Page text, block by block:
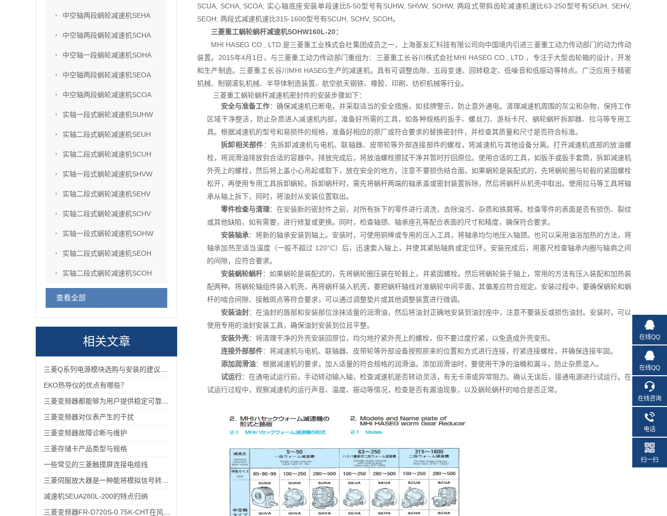
中空轴两段蜗轮减速机SEHA
中空轴两段蜗轮减速机SCHA
中空轴一段蜗轮减速机SOHA
中空轴两段蜗轮减速机SEOA
中空轴两段蜗轮减速机SCOA
实轴一段式蜗轮减速机SUHW
实轴二段式蜗轮减速机SEUH
实轴二段式蜗轮减速机SCUH
实轴一段式蜗轮减速机SHVW
实轴二段式蜗轮减速机SEHV
实轴二段式蜗轮减速机SCHV
实轴一段式蜗轮减速机SOHW
实轴二段式蜗轮减速机SEOH
实轴二段式蜗轮减速机SCOH
查看全部
相关文章
EKO热导仪的优点有哪些？
三菱变频器对仪表产生的干扰
三菱变频器故障诊断与维护
三菱存储卡产品类型与规格
一些常见的三菱触摸屏连接电缆线
减速机SEUA280L-200的特点归纳
SCUA, SCHA, SCOA; 实心轴底座安装单段速比5-50型号有SUHW, SHVW, SOHW, 两段式带斜齿轮减速机速比63-250型号有SEUH, SEHV,
SEOH; 两段式减速机速比315-1600型号有SCUH, SCHV, SCOH。
三菱重工蜗轮蜗杆减速机SOHW160L-20：
MHI HASEG CO., LTD.是三菱重工业株式会社集团成员之一，上海菱友汇科技有限公司向中国境内引进三菱重工动力传动部门的动力传动
装置。2015年4月1日，与三菱重工动力传动部门重组为：三菱重工长谷川株式会社MHI HASEG CO., LTD.，专注于大型齿轮箱的设计，开发
和生产制造。三菱重工长谷川MHI HASEG生产的减速机，具有可调整齿隙、五段变速、回转稳定、低噪音和低振动等特点。广泛应用于精密
机械、制钢滚轧机械、半导体制造装置、航空航天钢铁、橡胶、印刷、纺织机械等行业。
三菱重工蜗轮蜗杆减速机密封件的安装步骤如下：
安全与准备工作：确保减速机已断电，并采取适当的安全措施，如挂牌警示，防止意外通电。清理减速机周围的灰尘和杂物，保持工作
区域干净整洁，防止杂质进入减速机内部。准备好所需的工具，如各种规格的扳手、螺丝刀、游标卡尺、蜗轮蜗杆拆卸器、拉马等专用工
具。根据减速机的型号和易损件的规格，准备好相应的原厂或符合要求的替换密封件，并检查其质量和尺寸是否符合标准。
拆卸相关部件：先拆卸减速机与电机、联轴器、皮带轮等外部连接部件的螺栓，将减速机与其他设备分离。打开减速机底部的放油螺
栓，将润滑油排放到合适的容器中。排放完成后，将放油螺栓擦拭干净并暂时拧回原位。使用合适的工具，如扳手或扳手套筒，拆卸减速机
外壳上的螺栓，然后将上盖小心吊起或取下，放在安全的地方，注意不要损伤结合面。如果蜗轮是装配式的，先将蜗轮圈与轮毂的紧固螺栓
松开，再使用专用工具拆卸蜗轮。拆卸蜗杆时，需先将蜗杆两端的轴承盖或密封装置拆除，然后将蜗杆从机壳中取出。使用拉马等工具将轴
承从轴上拆下，同时，将油封从安装位置取出。
零件检查与清理：在安装新的密封件之前，对所有拆下的零件进行清洗，去除油污、杂质和铁屑等。检查零件的表面是否有损伤、裂纹
或其他缺陷，如有需要，进行修复或更换。同时，检查轴颈、轴承座孔等配合表面的尺寸和精度，确保符合要求。
安装轴承：将新的轴承安装到轴上。安装时，可使用铜棒或专用的压入工具，将轴承均匀地压入轴颈。也可以采用油浴加热的方法，将
轴承加热至适当温度（一般不超过 120°C）后，迅速套入轴上，并使其紧贴轴肩或定位环。安装完成后，用塞尺检查轴承内圈与轴肩之间
的间隙，应符合要求。
安装蜗轮蜗杆：如果蜗轮是装配式的，先将蜗轮圈压装在轮毂上，并紧固螺栓。然后将蜗轮装于轴上，常用的方法有压入装配和加热装
配两种。将蜗轮轴组件装入机壳，再将蜗杆装入机壳，要把蜗杆轴线对准蜗轮中间平面，其偏差应符合规定。安装过程中，要确保蜗轮和蜗
杆的啮合间隙、接触斑点等符合要求，可以通过调整垫片或其他调整装置进行微调。
安装油封：在油封的唇部和安装部位涂抹适量的润滑油，然后将油封正确地安装到油封座中，注意不要装反或损伤油封。安装时，可以
使用专用的油封安装工具，确保油封安装到位且平整。
安装外壳：将清理干净的外壳安装回原位，均匀地拧紧外壳上的螺栓，但不要过度拧紧，以免造成外壳变形。
连接外部部件：将减速机与电机、联轴器、皮带轮等外部设备按照原来的位置和方式进行连接，拧紧连接螺栓，并确保连接牢固。
添加润滑油：根据减速机的要求，加入适量的符合规格的润滑油。添加润滑油时，要使用干净的油桶和漏斗，防止杂质混入。
试运行：在通电试运行前，手动转动输入轴，检查减速机是否转动灵活，有无卡滞或异常阻力。确认无误后，接通电源进行试运行。在
试运行过程中，观察减速机的运行声音、温度、振动等情况，检查是否有漏油现象，以及蜗轮蜗杆的啮合是否正常。
在线QQ
在线QQ
在线咨询
电话
扫一扫